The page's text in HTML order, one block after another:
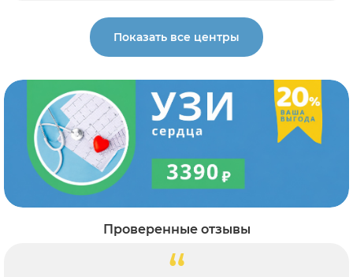
Показать все центры
Проверенные отзывы